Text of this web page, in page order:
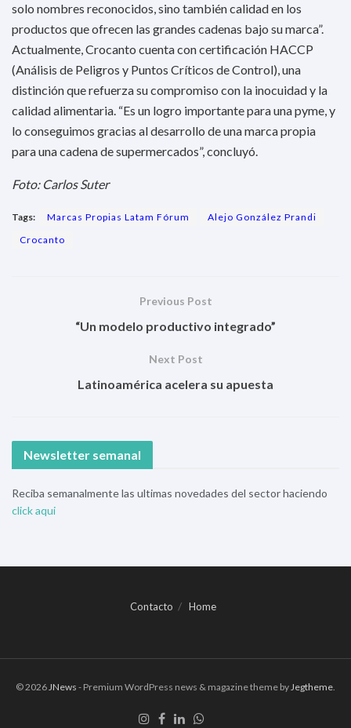
solo nombres reconocidos, sino también calidad en los
productos que ofrecen las grandes cadenas bajo su marca”.
Actualmente, Crocanto cuenta con certificación HACCP
(Análisis de Peligros y Puntos Críticos de Control), una
distinción que refuerza su compromiso con la inocuidad y la
calidad alimentaria. “Es un logro importante para una pyme, y
lo conseguimos gracias al desarrollo de una marca propia
para una cadena de supermercados”, concluyó.
Foto: Carlos Suter
Tags: Marcas Propias Latam Fórum
Alejo González Prandi
Crocanto
Previous Post
“Un modelo productivo integrado”
Next Post
Latinoamérica acelera su apuesta
Newsletter semanal
Reciba semanalmente las ultimas novedades del sector haciendo
click aqui
Contacto Home
© 2026JNews - Premium WordPress news & magazine theme byJegtheme.